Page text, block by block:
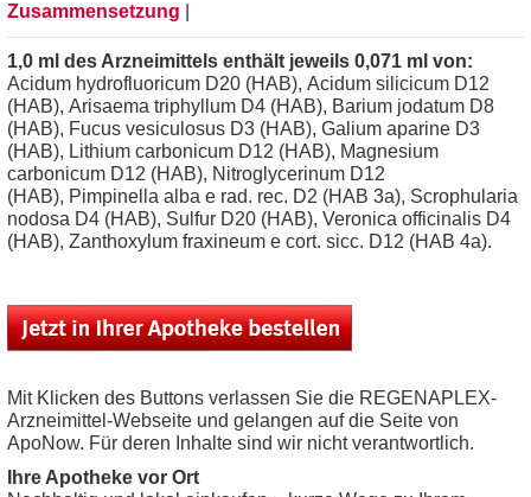
Zusammensetzung
1,0 ml des Arzneimittels enthält jeweils 0,071 ml von:
Acidum hydrofluoricum D20 (HAB), Acidum silicicum D12
(HAB), Arisaema triphyllum D4 (HAB), Barium jodatum D8
(HAB), Fucus vesiculosus D3 (HAB), Galium aparine D3
(HAB), Lithium carbonicum D12 (HAB), Magnesium
carbonicum D12 (HAB), Nitroglycerinum D12
(HAB), Pimpinella alba e rad. rec. D2 (HAB 3a), Scrophularia
nodosa D4 (HAB), Sulfur D20 (HAB), Veronica officinalis D4
(HAB), Zanthoxylum fraxineum e cort. sicc. D12 (HAB 4a).
Mit Klicken des Buttons verlassen Sie die REGENAPLEX-
Arzneimittel-Webseite und gelangen auf die Seite von
ApoNow. Für deren Inhalte sind wir nicht verantwortlich.
Ihre Apotheke vor Ort